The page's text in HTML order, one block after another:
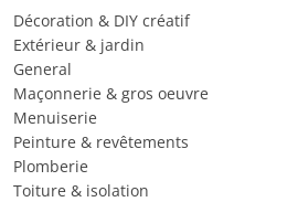
Décoration & DIY créatif
Extérieur & jardin
General
Maçonnerie & gros oeuvre
Menuiserie
Peinture & revêtements
Plomberie
Toiture & isolation